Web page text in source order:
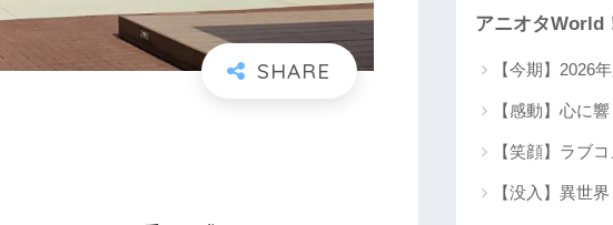
アニオタWorld
【今期】2026
【感動】心に
【笑顔】ラブ
【没入】異世